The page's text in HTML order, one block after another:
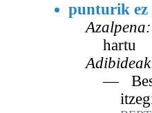
punturik ez
Azalpena:
hartu
—